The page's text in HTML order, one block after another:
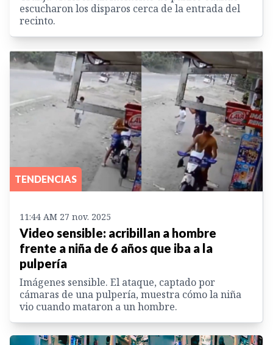
escucharon los disparos cerca de la entrada del
recinto.
TENDENCIAS
11:44 AM 27 nov. 2025
Video sensible: acribillan a hombre
frente a niña de 6 años que iba a la
pulpería
Imágenes sensible. El ataque, captado por
cámaras de una pulpería, muestra cómo la niña
vio cuando mataron a un hombre.